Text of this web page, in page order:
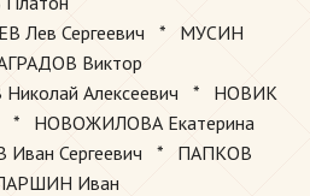
Лев Сергеевич * МУСИН
Виктор
Алексеевич * НОВИК
* НОВОЖИЛОВА Екатерина
Сергеевич * ПАПКОВ
Иван